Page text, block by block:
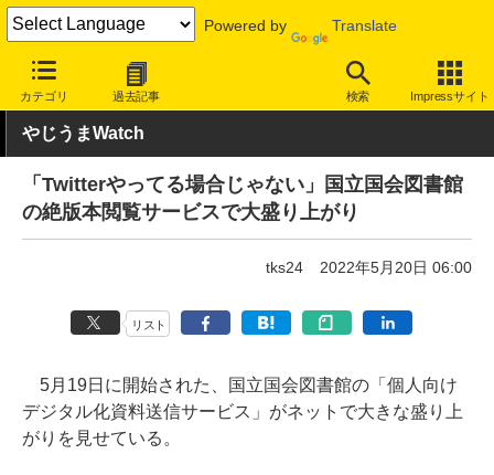
Powered by Translate
カテゴリ 過去記事 検索 Impressサイト
INTERNET Watch トピック
やじうまWatch
「Twitterやってる場合じゃない」国立国会図書館
の絶版本閲覧サービスで大盛り上がり
tks24 2022年5月20日 06:00
リスト
5月19日に開始された、国立国会図書館の「個人向け
デジタル化資料送信サービス」がネットで大きな盛り上
がりを見せている。